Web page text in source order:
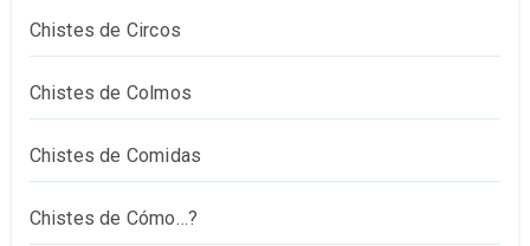
Chistes de Circos
Chistes de Colmos
Chistes de Comidas
Chistes de Cómo…?